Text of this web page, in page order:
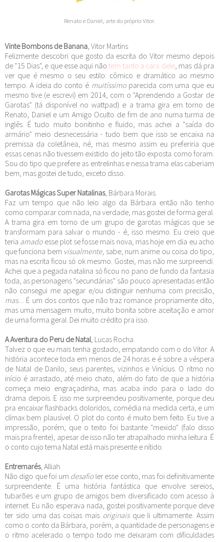
Renato e Daniel, arte do próprio Vitor.
Vinte Bombons de Banana , Vitor Martins
Felizmente descobri que gosto da escrita do Vitor mesmo depois
de "15 Dias", e que esse aqui nãotem tanto a cara dele, mas dá pra
ver que é mesmo o seu estilo: cômico e dramático ao mesmo
tempo. A ideia do conto é muitíssimoparecida com uma que eu
mesmo tive (e escrevi) em 2014, com o "Aprendendo a Gostar de
Garotas" (tá disponível no wattpad) e a trama gira em torno de
Renato, Daniel e um Amigo Oculto de fim de ano numa turma de
inglês. É tudo muito bonitinho e fluido, mas achei a "saída do
armário" meio desnecessária - tudo bem que isso se encaixa na
premissa da coletânea, né, mas mesmo assim eu preferiria que
essas cenas não tivessem existido do jeito tão exposta como foram.
Sou do tipo que prefere as entrelinhas e nessa trama elas caberiam
bem, mas gostei de tudo, exceto disso.
Garotas Mágicas Super Natalinas, Bárbara Morais.
Faz um tempo que não leio algo da Bárbara então não tenho
como comparar com nada, na verdade, mas gostei de forma geral.
A trama gira em torno de um grupo de garotas mágicas que se
transformam para salvar o mundo - é, isso mesmo. Eu creio que
teria amadoesse plot se fosse mais nova, mas hoje em dia eu acho
que funciona bem visualmente, sabe, num anime ou coisa do tipo,
mas na escrita ficou só ok mesmo. Gostei, mas não me surpreendi.
Achei que a pegada natalina só ficou no pano de fundo da fantasia
toda, as personagens "secundárias" são pouco apresentadas então
não consegui me apegar e/ou distinguir nenhuma com precisão,
mas.... É um dos contos que não traz romance propriamente dito,
mas uma mensagem muito, muito bonita sobre aceitação e amor
de uma forma geral. Dei muito crédito pra isso.
A Aventura do Peru de Natal , Lucas Rocha.
Talvez o que eu mais tenha gostado, empatando com o do Vitor. A
história acontece toda em menos de 24 horas e é sobre a véspera
de Natal de Danilo, seus parentes, vizinhos e Vinícius. O ritmo no
início é arrastado, até meio chato, além do fato de que a história
começa meio engraçadinha, mas acaba indo para o lado do
drama depois. E isso me surpreendeu positivamente, porque deu
pra encaixar flashbacks doloridos, comédia na medida certa, e um
clímax bem plausível. O plot do conto é muito bem feito. Eu tive a
impressão, porém, que o texto foi bastante "mexido" (falo disso
mais pra frente), apesar de isso não ter atrapalhado minha leitura. É
o conto cujo tema Natal está mais presente e nítido.
Entremarés, Alliah
Não digo que foi um desafioler esse conto, mas foi definitivamente
surpreendente. É uma história fantástica que envolve sereios,
tubarões e um grupo de amigos bem diversificado com acesso à
internet. Eu não esperava nada, gostei positivamente porque deve
ter sido uma das coisas mais originaisque li ultimamente. Assim
como o conto da Bárbara, porém, a quantidade de personagens e
o ritmo acelerado o tempo todo me deixaram com dificuldades